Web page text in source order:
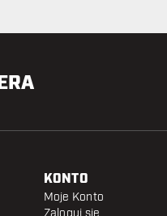
KONTO
Moje Konto
Zaloguj się